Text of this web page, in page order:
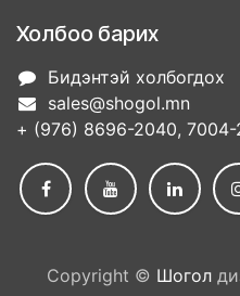
Холбоо барих
Бидэнтэй холбогдох
sales@shogol.mn
+ (976) 8696-2040, 7004-
Copyright © Шогол